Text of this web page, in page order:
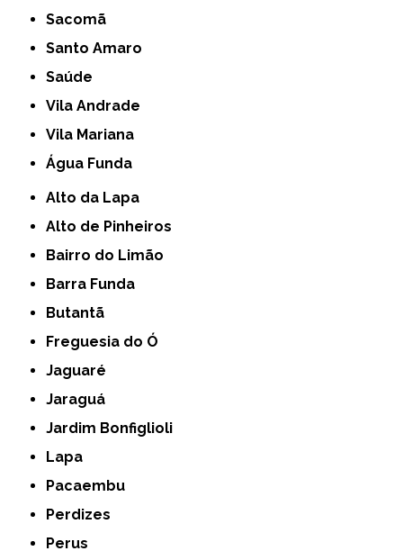
Sacomã
Santo Amaro
Saúde
Vila Andrade
Vila Mariana
Água Funda
Alto da Lapa
Alto de Pinheiros
Bairro do Limão
Barra Funda
Butantã
Freguesia do Ó
Jaguaré
Jaraguá
Jardim Bonfiglioli
Lapa
Pacaembu
Perdizes
Perus